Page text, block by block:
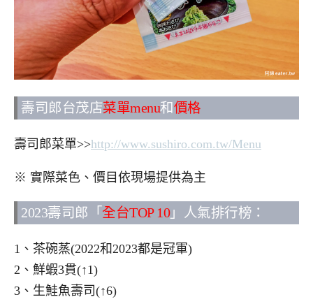
壽司郎台茂店菜單menu和價格
壽司郎菜單>>http://www.sushiro.com.tw/Menu
※ 實際菜色、價目依現場提供為主
2023壽司郎「 全台TOP 10」人氣排行榜：
1、茶碗蒸(2022和2023都是冠軍)
2、鮮蝦3貫(↑1)
3、生鮭魚壽司(↑6)